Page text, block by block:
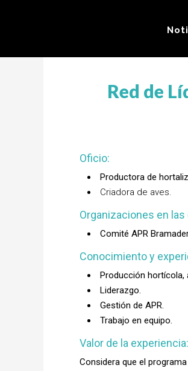
Red de
Oficio:
Productora de
Criadora de aves.
Organizaciones en
Comité APR
Conocimiento y
Producción hortícola,
Liderazgo.
Gestión de APR.
Trabajo en equipo.
Valor de la experiencia:
Considera que el